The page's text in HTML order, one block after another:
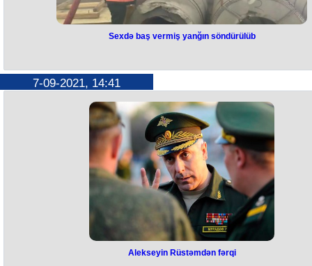
Sexdə baş vermiş yanğın söndürülüb
7-09-2021, 14:41
Alekseyin Rüstəmdən fərqi